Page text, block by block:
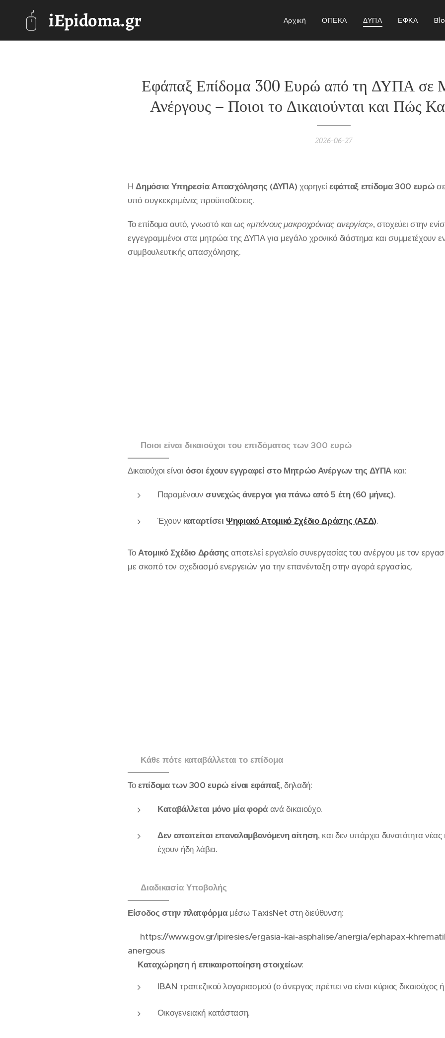
iEpidoma.gr Αρχική ΟΠΕΚΑ ΔΥΠΑ ΕΦΚΑ
Εφάπαξ Επίδομα 300 Ευρώ από τη ΔΥΠΑ σε
Ανέργους – Ποιοι το Δικαιούνται και Πώς
2026-06-27
ΗΔημόσια Υπηρεσία Απασχόλησης (ΔΥΠΑ) χορηγείεφάπαξ επίδομα 300 ευρώσε
υπό συγκεκριμένες προϋποθέσεις.
Το επίδομα αυτό, γνωστό και ως«μπόνους μακροχρόνιας ανεργίας», στοχεύει στην
εγγεγραμμένοι στα μητρώα της ΔΥΠΑ για μεγάλο χρονικό διάστημα και συμμετέχουν
συμβουλευτικής απασχόλησης.
🔹 Ποιοι είναι δικαιούχοι του επιδόματος των 300 ευρώ
Δικαιούχοι είναιόσοι έχουν εγγραφεί στο Μητρώο Ανέργων της ΔΥΠΑ και:
Παραμένουνσυνεχώς άνεργοι για πάνω από 5 έτη (60 μήνες).
Έχουν καταρτίσειΨηφιακό Ατομικό Σχέδιο Δράσης (ΑΣΔ).
ΤοΑτομικό Σχέδιο Δράσης αποτελεί εργαλείο συνεργασίας του ανέργου με τον
με σκοπό τον σχεδιασμό ενεργειών για την επανένταξη στην αγορά εργασίας.
🔹 Κάθε πότε καταβάλλεται το επίδομα
Τοεπίδομα των 300 ευρώ είναι εφάπαξ, δηλαδή:
Καταβάλλεται μόνο μία φορά ανά δικαιούχο.
Δεν απαιτείται επαναλαμβανόμενη αίτηση, και δεν υπάρχει δυνατότητα
έχουν ήδη λάβει.
🔹 Διαδικασία Υποβολής
Είσοδος στην πλατφόρμαμέσω TaxisNet στη διεύθυνση:
🔗 https://www.gov.gr/ipiresies/ergasia-kai-asphalise/anergia/ephapax-
anergous
Καταχώρηση ή επικαιροποίηση στοιχείων:
IBAN τραπεζικού λογαριασμού (ο άνεργος πρέπει να είναι κύριος δικαιούχος
Οικογενειακή κατάσταση.